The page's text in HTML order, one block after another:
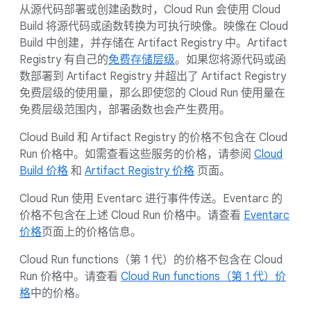
从源代码部署或创建函数时，Cloud Run 会使用 Cloud
Build 将源代码或函数转换为可执行映像。映像在 Cloud
Build 中创建，并存储在 Artifact Registry 中。Artifact
Registry 有自己的免费存储层级。如果您将源代码或函
数部署到 Artifact Registry 并超出了 Artifact Registry
免费层级的使用量，那么即使您的 Cloud Run 使用量在
免费层级范围内，部署函数也会产生费用。
Cloud Build 和 Artifact Registry 的价格不包含在 Cloud
Run 价格中。如需查看这些服务的价格，请参阅 Cloud
Build 价格 和 Artifact Registry 价格 页面。
Cloud Run 使用 Eventarc 进行事件传送。Eventarc 的
价格不包含在上述 Cloud Run 价格中。请查看 Eventarc
价格页面上的价格信息。
Cloud Run functions（第 1 代）的价格不包含在 Cloud
Run 价格中。请查看 Cloud Run functions（第 1 代）价
格中的价格。